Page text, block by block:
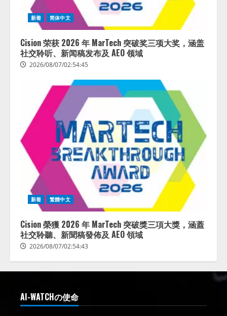
新着 简体中文
Cision 荣获 2026 年 MarTech 突破奖三项大奖，涵盖
社交聆听、新闻稿发布及 AEO 领域
2026/08/07/02:54:45
新着 繁體中文
Cision 榮獲 2026 年 MarTech 突破獎三項大獎，涵蓋
社交聆聽、新聞稿發佈及 AEO 領域
2026/08/07/02:54:43
AI-WATCHの使命